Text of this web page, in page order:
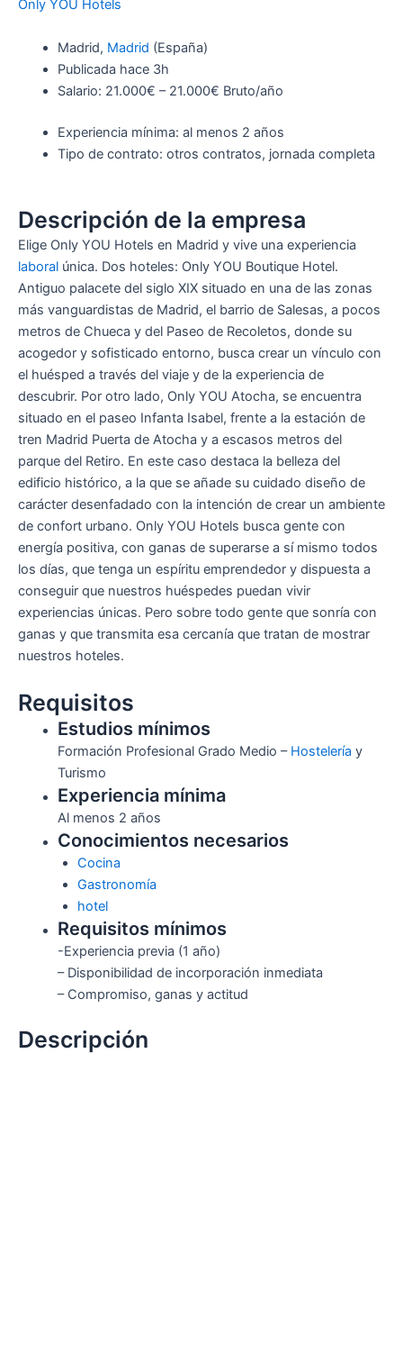
Only YOU Hotels
Madrid, Madrid (España)
Publicada hace 3h
Salario: 21.000€ – 21.000€ Bruto/año
Experiencia mínima: al menos 2 años
Tipo de contrato: otros contratos, jornada completa
Descripción de la empresa
Elige Only YOU Hotels en Madrid y vive una experiencia
laboral única. Dos hoteles: Only YOU Boutique Hotel.
Antiguo palacete del siglo XIX situado en una de las zonas
más vanguardistas de Madrid, el barrio de Salesas, a pocos
metros de Chueca y del Paseo de Recoletos, donde su
acogedor y sofisticado entorno, busca crear un vínculo con
el huésped a través del viaje y de la experiencia de
descubrir. Por otro lado, Only YOU Atocha, se encuentra
situado en el paseo Infanta Isabel, frente a la estación de
tren Madrid Puerta de Atocha y a escasos metros del
parque del Retiro. En este caso destaca la belleza del
edificio histórico, a la que se añade su cuidado diseño de
carácter desenfadado con la intención de crear un ambiente
de confort urbano. Only YOU Hotels busca gente con
energía positiva, con ganas de superarse a sí mismo todos
los días, que tenga un espíritu emprendedor y dispuesta a
conseguir que nuestros huéspedes puedan vivir
experiencias únicas. Pero sobre todo gente que sonría con
ganas y que transmita esa cercanía que tratan de mostrar
nuestros hoteles.
Requisitos
Estudios mínimos
Formación Profesional Grado Medio – Hostelería y
Turismo
Experiencia mínima
Al menos 2 años
Conocimientos necesarios
Cocina
Gastronomía
hotel
Requisitos mínimos
-Experiencia previa (1 año)
– Disponibilidad de incorporación inmediata
– Compromiso, ganas y actitud
Descripción